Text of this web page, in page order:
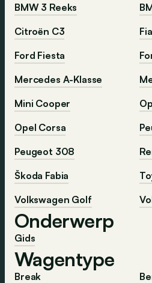
BMW 3 Reeks
Citroën C3
Ford Fiesta
Mercedes A-Klasse
Mini Cooper
Opel Corsa
Peugeot 308
Škoda Fabia
Volkswagen Golf
Onderwerp
Gids
Wagentype
Break